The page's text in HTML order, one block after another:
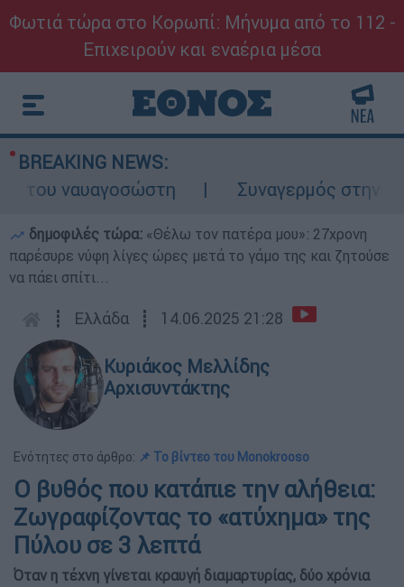
Φωτιά τώρα στο Κορωπί: Μήνυμα από το 112 -
Επιχειρούν και εναέρια μέσα
BREAKING NEWS:
ναυαγοσώστη
Συναγερμός στην
δημοφιλές τώρα: «Θέλω τον πατέρα μου»: 27χρονη
παρέσυρε νύφη λίγες ώρες μετά το γάμο της και ζητούσε
να πάει σπίτι...
┋ Ελλάδα ┋ 14.06.2025 21:28
Κυριάκος Μελλίδης
Αρχισυντάκτης
Ενότητες στο άρθρο: 📌 Το βίντεο του Monokrooso
Ο βυθός που κατάπιε την αλήθεια:
Ζωγραφίζοντας το «ατύχημα» της
Πύλου σε 3 λεπτά
Όταν η τέχνη γίνεται κραυγή διαμαρτυρίας, δύο χρόνια